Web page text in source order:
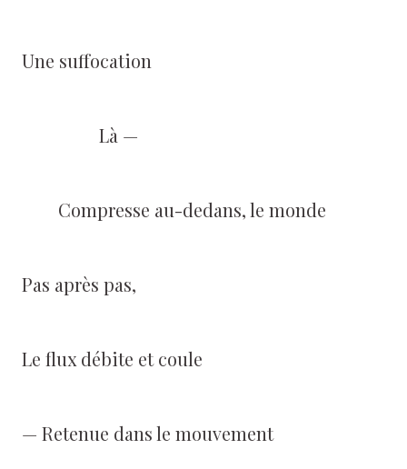
Une suffocation
Là —
Compresse au-dedans, le monde
Pas après pas,
Le flux débite et coule
— Retenue dans le mouvement